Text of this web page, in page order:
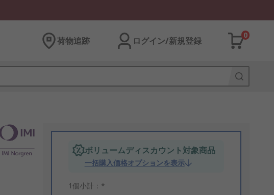
荷物追跡 ログイン/新規登録
0
ボリュームディスカウント対象商品
一括購入価格オプションを表示
1個小計：*